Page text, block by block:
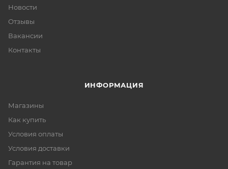
Новости
Отзывы
Вакансии
Контакты
ИНФОРМАЦИЯ
Магазины
Как купить
Условия оплаты
Условия доставки
Гарантия на товар